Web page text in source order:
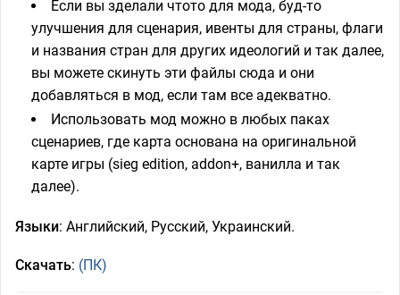
Если вы зделали чтото для мода, буд-то
улучшения для сценария, ивенты для страны, флаги
и названия стран для других идеологий и так далее,
вы можете скинуть эти файлы сюда и они
добавляться в мод, если там все адекватно.
Использовать мод можно в любых паках
сценариев, где карта основана на оригинальной
карте игры (sieg edition, addon+, ванилла и так
далее).
Языки: Английский, Русский, Украинский.
Скачать: (ПК)